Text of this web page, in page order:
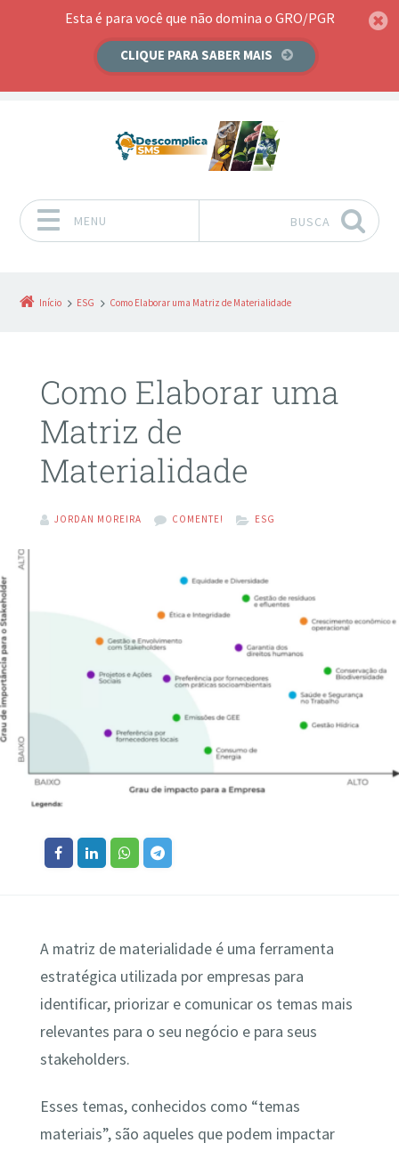
Esta é para você que não domina o GRO/PGR
CLIQUE PARA SABER MAIS
MENU BUSCA
Início ESG Como Elaborar uma Matriz de Materialidade
Como Elaborar uma
Matriz de
Materialidade
JORDAN MOREIRA COMENTE! ESG
A matriz de materialidade é uma ferramenta
estratégica utilizada por empresas para
identificar, priorizar e comunicar os temas mais
relevantes para o seu negócio e para seus
stakeholders.
Esses temas, conhecidos como “temas
materiais”, são aqueles que podem impactar